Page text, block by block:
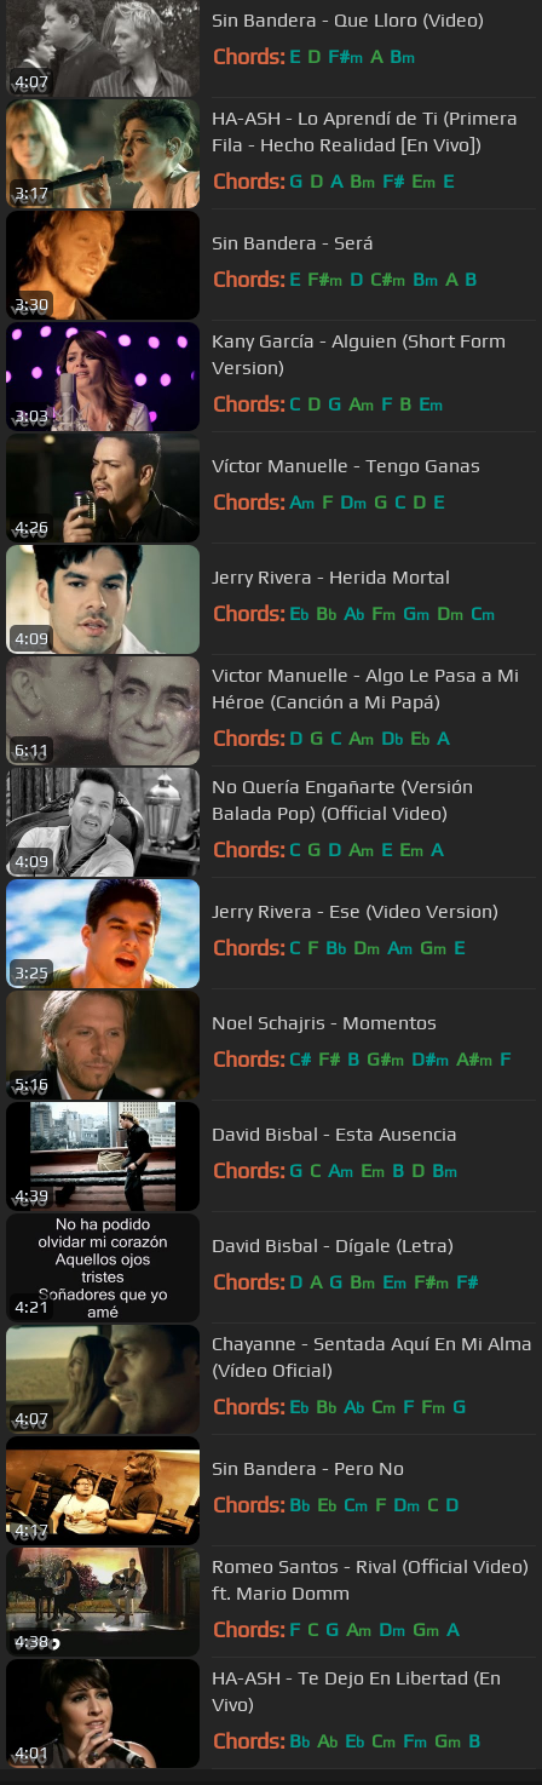
4:07
Sin Bandera - Que Lloro (Video)
Chords: E D F#m A Bm
3:17
HA-ASH - Lo Aprendí de Ti (Primera
Fila - Hecho Realidad [En Vivo])
Chords: G D A Bm F# Em E
3:30
Sin Bandera - Será
Chords: E F#m D C#m Bm A B
3:03
Kany García - Alguien (Short Form
Version)
Chords: C D G Am F B Em
4:26
Víctor Manuelle - Tengo Ganas
Chords: Am F Dm G C D E
4:09
Jerry Rivera - Herida Mortal
Chords: Eb Bb Ab Fm Gm Dm Cm
6:11
Victor Manuelle - Algo Le Pasa a Mi
Héroe (Canción a Mi Papá)
Chords: D G C Am Db Eb A
4:09
No Quería Engañarte (Versión
Balada Pop) (Official Video)
Chords: C G D Am E Em A
3:25
Jerry Rivera - Ese (Video Version)
Chords: C F Bb Dm Am Gm E
5:16
Noel Schajris - Momentos
Chords: C# F# B G#m D#m A#m F
4:39
David Bisbal - Esta Ausencia
Chords: G C Am Em B D Bm
4:21
David Bisbal - Dígale (Letra)
Chords: D A G Bm Em F#m F#
4:07
Chayanne - Sentada Aquí En Mi Alma
(Vídeo Oficial)
Chords: Eb Bb Ab Cm F Fm G
4:17
Sin Bandera - Pero No
Chords: Bb Eb Cm F Dm C D
4:38
Romeo Santos - Rival (Official Video)
ft. Mario Domm
Chords: F C G Am Dm Gm A
4:01
HA-ASH - Te Dejo En Libertad (En
Vivo)
Chords: Bb Ab Eb Cm Fm Gm B